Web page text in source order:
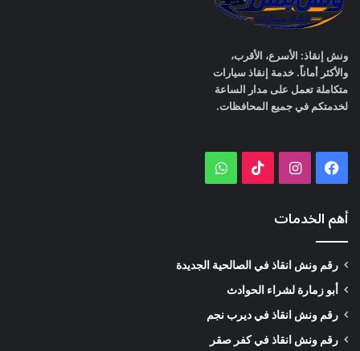
ونش إنقاذ: الأسرع، الأقرب،
والأكثر أماناً. خدمة إنقاذ سيارات
متكاملة تعمل على مدار الساعة
لخدمتكم في جميع المحافظات.
Facebook
Instagram
TikTok
WhatsApp
أهم الخدمات
رقم ونش انقاذ في الصالحية الجديدة
أبو زمارة لشراء الحوادث
رقم ونش انقاذ في ديرب نجم
رقم ونش انقاذ في كفر صقر